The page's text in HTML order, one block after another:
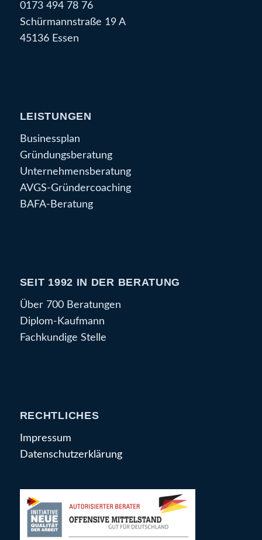
0173 494 78 76
Schürmannstraße 19 A
45136 Essen
LEISTUNGEN
Businessplan
Gründungsberatung
Unternehmensberatung
AVGS-Gründercoaching
BAFA-Beratung
SEIT 1992 IN DER BERATUNG
Über 700 Beratungen
Diplom-Kaufmann
Fachkundige Stelle
RECHTLICHES
Impressum
Datenschutzerklärung